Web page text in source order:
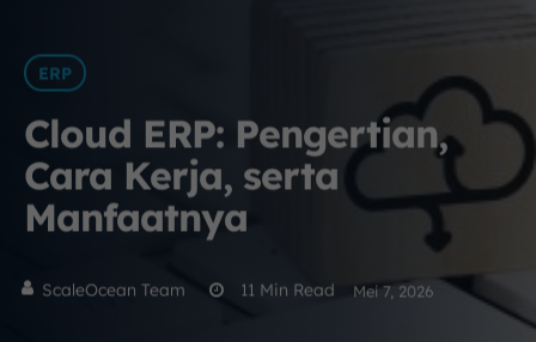
ERP
Cloud ERP: Pengertian,
Cara Kerja, serta
Manfaatnya
ScaleOcean Team 11 Min Read Mei 7, 2026